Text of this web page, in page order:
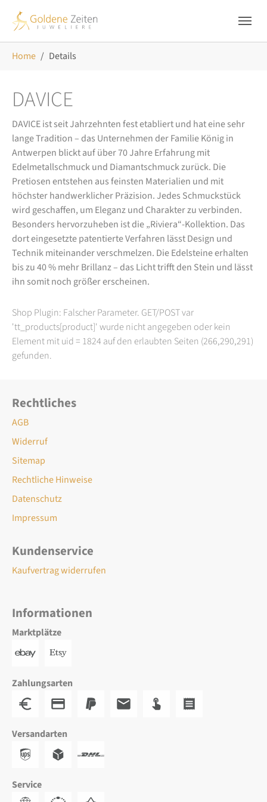
Home Details
DAVICE
DAVICE ist seit Jahrzehnten fest etabliert und hat eine sehr
lange Tradition – das Unternehmen der Familie König in
Antwerpen blickt auf über 70 Jahre Erfahrung mit
Edelmetallschmuck und Diamantschmuck zurück. Die
Pretiosen entstehen aus feinsten Materialien und mit
höchster handwerklicher Präzision. Jedes Schmuckstück
wird geschaffen, um Eleganz und Charakter zu verbinden.
Besonders hervorzuheben ist die „Riviera“-Kollektion. Das
dort eingesetzte patentierte Verfahren lässt Design und
Technik miteinander verschmelzen. Die Edelsteine erhalten
bis zu 40 % mehr Brillanz – das Licht trifft den Stein und lässt
ihn somit noch größer erscheinen.
Shop Plugin: Falscher Parameter. GET/POST var
'tt_products[product]' wurde nicht angegeben oder kein
Element mit uid = 1824 auf den erlaubten Seiten (266,290,291)
gefunden.
Rechtliches
AGB
Widerruf
Sitemap
Rechtliche Hinweise
Datenschutz
Impressum
Kundenservice
Kaufvertrag widerrufen
Informationen
Marktplätze
Zahlungsarten
Versandarten
Service